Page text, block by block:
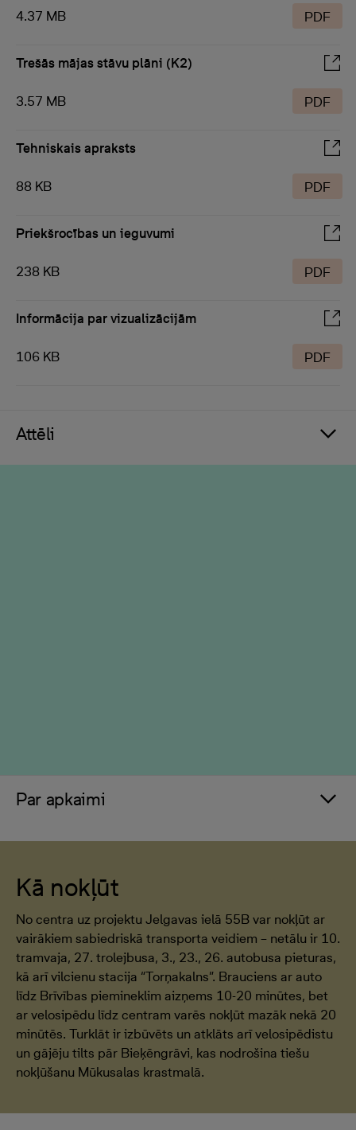
4.37 MB PDF
Trešās mājas stāvu plāni (K2)
3.57 MB PDF
Tehniskais apraksts
88 KB PDF
Priekšrocības un ieguvumi
238 KB PDF
Informācija par vizualizācijām
106 KB PDF
Attēli
Par apkaimi
Kā nokļūt
No centra uz projektu Jelgavas ielā 55B var nokļūt ar
vairākiem sabiedriskā transporta veidiem – netālu ir 10.
tramvaja, 27. trolejbusa, 3., 23., 26. autobusa pieturas,
kā arī vilcienu stacija “Torņakalns”. Brauciens ar auto
līdz Brīvības piemineklim aizņems 10-20 minūtes, bet
ar velosipēdu līdz centram varēs nokļūt mazāk nekā 20
minūtēs. Turklāt ir izbūvēts un atklāts arī velosipēdistu
un gājēju tilts pār Bieķēngrāvi, kas nodrošina tiešu
nokļūšanu Mūkusalas krastmalā.